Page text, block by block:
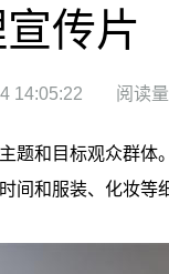
传片
14:05:22 阅读
题和目标观众群体
间和服装、化妆等